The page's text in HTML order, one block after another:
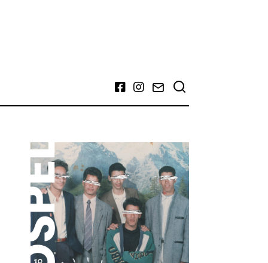
Facebook
Instagram
Email